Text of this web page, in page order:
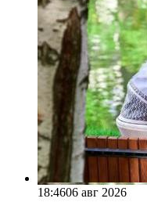
18:4606 авг 2026